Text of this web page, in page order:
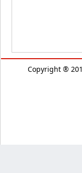
Copyright ®